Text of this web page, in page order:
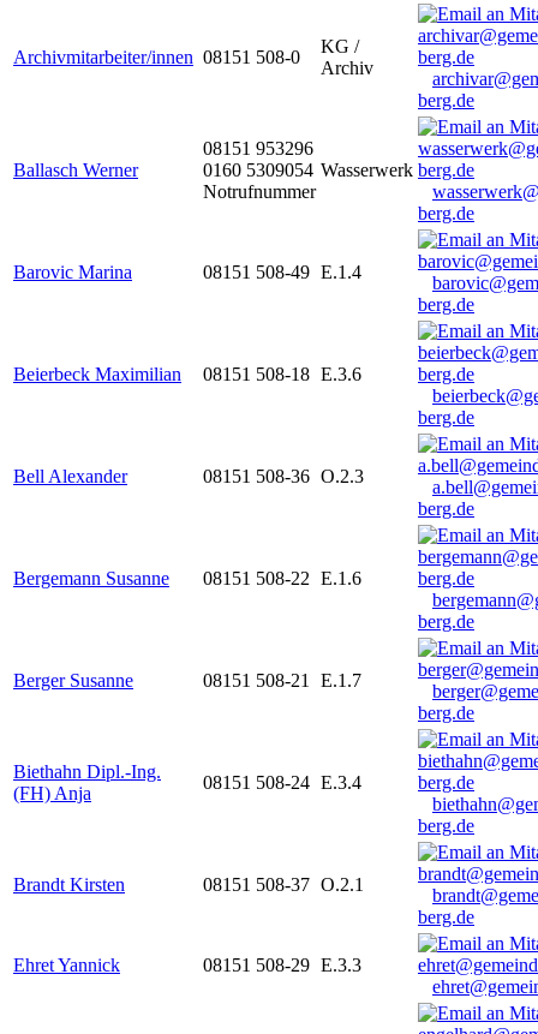
Archivmitarbeiter/innen 08151 508-0
KG /
Archiv
berg.de
Ballasch Werner
08151 953296
0160 5309054
Notrufnummer
Wasserwerk
berg.de
Barovic Marina 08151 508-49 E.1.4
berg.de
Beierbeck Maximilian 08151 508-18 E.3.6
berg.de
Bell Alexander 08151 508-36 O.2.3
berg.de
Bergemann Susanne 08151 508-22 E.1.6
berg.de
Berger Susanne 08151 508-21 E.1.7
berg.de
Biethahn Dipl.-Ing.
(FH) Anja
08151 508-24 E.3.4
berg.de
Brandt Kirsten 08151 508-37 O.2.1
berg.de
Ehret Yannick 08151 508-29 E.3.3